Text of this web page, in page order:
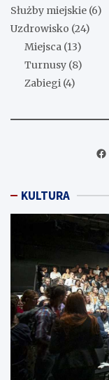
Służby miejskie (6)
Uzdrowisko (24)
Miejsca (13)
Turnusy (8)
Zabiegi (4)
KULTURA